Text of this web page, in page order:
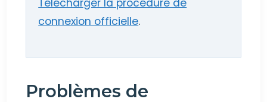
Télécharger la procédure de
connexion officielle.
Problèmes de